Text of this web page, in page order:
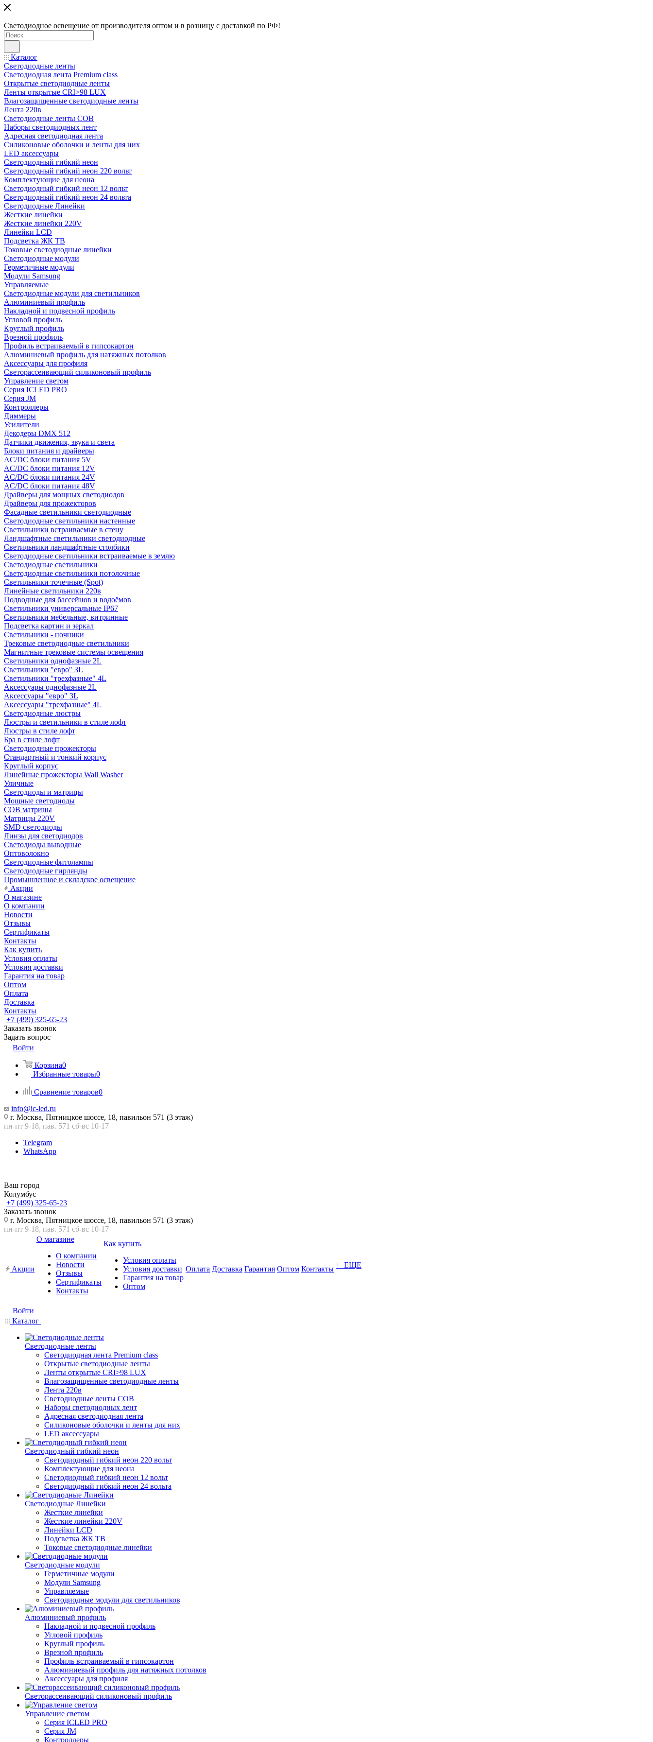
Светодиодное освещение от производителя оптом и в розницу с доставкой по РФ!
Каталог
Светодиодные ленты
Светодиодная лента Premium class
Открытые светодиодные ленты
Ленты открытые CRI>98 LUX
Влагозащищенные светодиодные ленты
Лента 220в
Светодиодные ленты COB
Наборы светодиодных лент
Адресная светодиодная лента
Силиконовые оболочки и ленты для них
LED аксессуары
Светодиодный гибкий неон
Светодиодный гибкий неон 220 вольт
Комплектующие для неона
Светодиодный гибкий неон 12 вольт
Светодиодный гибкий неон 24 вольта
Светодиодные Линейки
Жесткие линейки
Жесткие линейки 220V
Линейки LCD
Подсветка ЖК ТВ
Токовые светодиодные линейки
Светодиодные модули
Герметичные модули
Модули Samsung
Управляемые
Светодиодные модули для светильников
Алюминиевый профиль
Накладной и подвесной профиль
Угловой профиль
Круглый профиль
Врезной профиль
Профиль встраиваемый в гипсокартон
Алюминиевый профиль для натяжных потолков
Аксессуары для профиля
Светорассеивающий силиконовый профиль
Управление светом
Серия ICLED PRO
Серия JM
Контроллеры
Диммеры
Усилители
Декодеры DMX 512
Датчики движения, звука и света
Блоки питания и драйверы
AC/DC блоки питания 5V
AC/DC блоки питания 12V
AC/DC блоки питания 24V
AC/DC блоки питания 48V
Драйверы для мощных светодиодов
Драйверы для прожекторов
Фасадные светильники светодиодные
Светодиодные светильники настенные
Светильники встраиваемые в стену
Ландшафтные светильники светодиодные
Светильники ландшафтные столбики
Светодиодные светильники встраиваемые в землю
Светодиодные светильники
Светодиодные светильники потолочные
Светильники точечные (Spot)
Линейные светильники 220в
Подводные для бассейнов и водоёмов
Светильники универсальные IP67
Светильники мебельные, витринные
Подсветка картин и зеркал
Светильники - ночники
Трековые светодиодные светильники
Магнитные трековые системы освещения
Светильники однофазные 2L
Светильники "евро" 3L
Светильники "трехфазные" 4L
Аксессуары однофазные 2L
Аксессуары "евро" 3L
Аксессуары "трехфазные" 4L
Светодиодные люстры
Люстры и светильники в стиле лофт
Люстры в стиле лофт
Бра в стиле лофт
Светодиодные прожекторы
Стандартный и тонкий корпус
Круглый корпус
Линейные прожекторы Wall Washer
Уличные
Светодиоды и матрицы
Мощные светодиоды
COB матрицы
Матрицы 220V
SMD светодиоды
Линзы для светодиодов
Светодиоды выводные
Оптоволокно
Светодиодные фитолампы
Светодиодные гирлянды
Промышленное и складское освещение
Акции
О магазине
О компании
Новости
Отзывы
Сертификаты
Контакты
Как купить
Условия оплаты
Условия доставки
Гарантия на товар
Оптом
Оплата
Доставка
Контакты
+7 (499) 325-65-23
Заказать звонок
Задать вопрос
Войти
Корзина0
Избранные товары0
Сравнение товаров0
info@ic-led.ru
г. Москва, Пятницкое шоссе, 18, павильон 571 (3 этаж)
пн-пт 9-18, пав. 571 сб-вс 10-17
Telegram
WhatsApp
Ваш город
Колумбус
+7 (499) 325-65-23
Заказать звонок
г. Москва, Пятницкое шоссе, 18, павильон 571 (3 этаж)
пн-пт 9-18, пав. 571 сб-вс 10-17
Акции
О магазине
О компании
Новости
Отзывы
Сертификаты
Контакты
Как купить
Условия оплаты
Условия доставки
Гарантия на товар
Оптом
Оплата Доставка Гарантия Оптом Контакты + ЕЩЕ
Войти
Каталог
Светодиодные ленты
Светодиодная лента Premium class
Открытые светодиодные ленты
Ленты открытые CRI>98 LUX
Влагозащищенные светодиодные ленты
Лента 220в
Светодиодные ленты COB
Наборы светодиодных лент
Адресная светодиодная лента
Силиконовые оболочки и ленты для них
LED аксессуары
Светодиодный гибкий неон
Светодиодный гибкий неон 220 вольт
Комплектующие для неона
Светодиодный гибкий неон 12 вольт
Светодиодный гибкий неон 24 вольта
Светодиодные Линейки
Жесткие линейки
Жесткие линейки 220V
Линейки LCD
Подсветка ЖК ТВ
Токовые светодиодные линейки
Светодиодные модули
Герметичные модули
Модули Samsung
Управляемые
Светодиодные модули для светильников
Алюминиевый профиль
Накладной и подвесной профиль
Угловой профиль
Круглый профиль
Врезной профиль
Профиль встраиваемый в гипсокартон
Алюминиевый профиль для натяжных потолков
Аксессуары для профиля
Светорассеивающий силиконовый профиль
Управление светом
Серия ICLED PRO
Серия JM
Контроллеры